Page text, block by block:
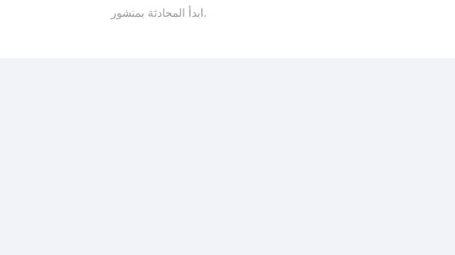
ابدأ المحادثة بمنشور.